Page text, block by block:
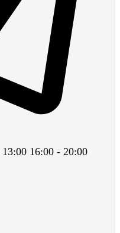
16:00 - 20:00